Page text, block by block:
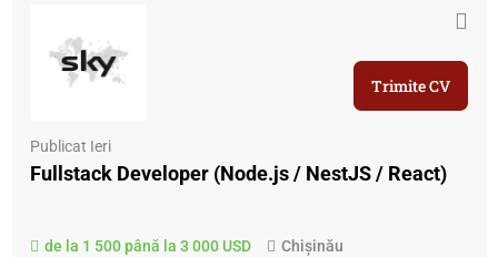
Publicat Ieri
Fullstack Developer (Node.js / NestJS / React)
de la 1 500 până la 3 000 USD Chișinău
Trimite CV